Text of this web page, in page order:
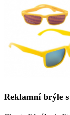
Reklamní brýle